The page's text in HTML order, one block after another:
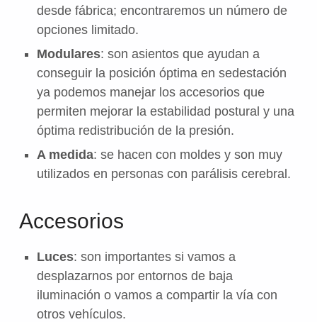
desde fábrica; encontraremos un número de
opciones limitado.
Modulares: son asientos que ayudan a
conseguir la posición óptima en sedestación
ya podemos manejar los accesorios que
permiten mejorar la estabilidad postural y una
óptima redistribución de la presión.
A medida: se hacen con moldes y son muy
utilizados en personas con parálisis cerebral.
Accesorios
Luces: son importantes si vamos a
desplazarnos por entornos de baja
iluminación o vamos a compartir la vía con
otros vehículos.